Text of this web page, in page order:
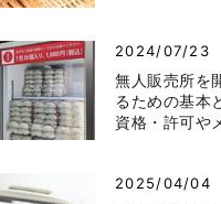
2024/07/23
無人販売所を
るための基本
資格・許可や
2025/04/04